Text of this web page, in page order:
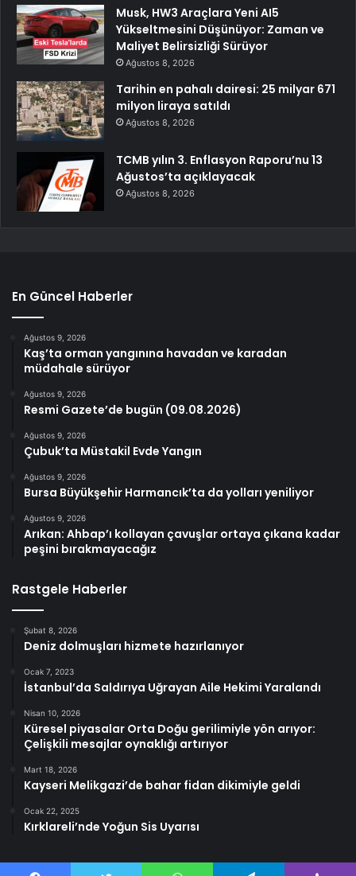
Musk, HW3 Araçlara Yeni AI5
Yükseltmesini Düşünüyor: Zaman ve
Maliyet Belirsizliği Sürüyor
Ağustos 8, 2026
Tarihin en pahalı dairesi: 25 milyar 671
milyon liraya satıldı
Ağustos 8, 2026
TCMB yılın 3. Enflasyon Raporu’nu 13
Ağustos’ta açıklayacak
Ağustos 8, 2026
En Güncel Haberler
Ağustos 9, 2026
Kaş’ta orman yangınına havadan ve karadan
müdahale sürüyor
Ağustos 9, 2026
Resmi Gazete’de bugün (09.08.2026)
Ağustos 9, 2026
Çubuk’ta Müstakil Evde Yangın
Ağustos 9, 2026
Bursa Büyükşehir Harmancık’ta da yolları yeniliyor
Ağustos 9, 2026
Arıkan: Ahbap’ı kollayan çavuşlar ortaya çıkana kadar
peşini bırakmayacağız
Rastgele Haberler
Şubat 8, 2026
Deniz dolmuşları hizmete hazırlanıyor
Ocak 7, 2023
İstanbul’da Saldırıya Uğrayan Aile Hekimi Yaralandı
Nisan 10, 2026
Küresel piyasalar Orta Doğu gerilimiyle yön arıyor:
Çelişkili mesajlar oynaklığı artırıyor
Mart 18, 2026
Kayseri Melikgazi’de bahar fidan dikimiyle geldi
Ocak 22, 2025
Kırklareli’nde Yoğun Sis Uyarısı